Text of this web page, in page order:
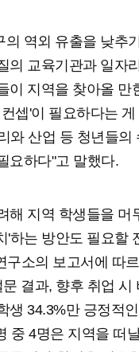
의 역외 유출을 낮추
의 교육기관과 일자
이 지역을 찾아올 만
셉'이 필요하다는
와 산업 등 청년들의
요하다"고 말했다.
해 지역 학생들을 머
'하는 방안도 필요할
구소의 보고서에 따
결과, 향후 취업
생 34.3%만 긍정적
중 4명은 지역을 떠